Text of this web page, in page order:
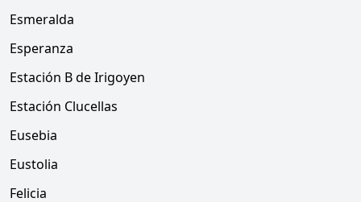
Esmeralda
Esperanza
Estación B de Irigoyen
Estación Clucellas
Eusebia
Eustolia
Felicia